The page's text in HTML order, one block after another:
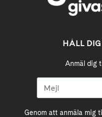
HÅLL
Anmäl dig
Genom att anmäla mig